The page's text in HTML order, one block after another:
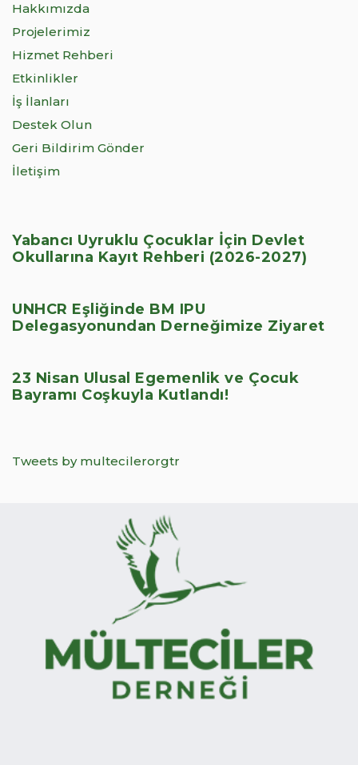
Hakkımızda
Projelerimiz
Hizmet Rehberi
Etkinlikler
İş İlanları
Destek Olun
Geri Bildirim Gönder
İletişim
Yabancı Uyruklu Çocuklar İçin Devlet
Okullarına Kayıt Rehberi (2026-2027)
UNHCR Eşliğinde BM IPU
Delegasyonundan Derneğimize Ziyaret
23 Nisan Ulusal Egemenlik ve Çocuk
Bayramı Coşkuyla Kutlandı!
Tweets by multecilerorgtr